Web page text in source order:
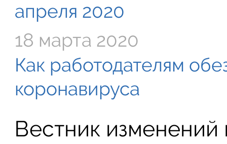
апреля 2020
18 марта 2020
Как работодателям
коронавируса
Вестник изменений